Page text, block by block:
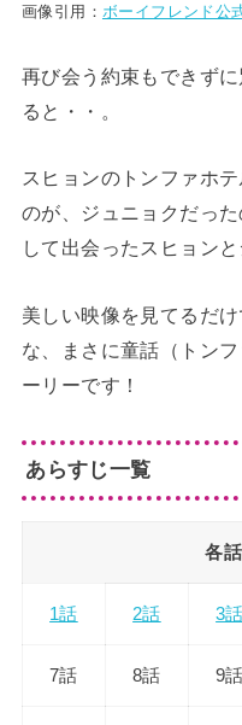
画像引用： ボーイフレンド公
再び会う約束もできず
ると・・。
スヒョンのトンファホ
のが、ジュニョクだっ
して出会ったスヒョン
美しい映像を見てるだ
な、まさに童話（トン
ーリーです！
あらすじ一覧
各
1話 2話 3話
7話 8話 9話